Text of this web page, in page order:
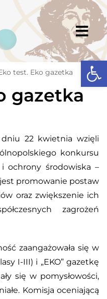
test. Eko gazetka
gazetka
22 kwietnia wzięli
konkursu
ochrony środowiska –
promowanie postaw
oraz zwiększenie ich
zagrożeń
zaangażowała się w
I-III) i „EKO” gazetkę
się w pomysłowości,
Komisja oceniającą